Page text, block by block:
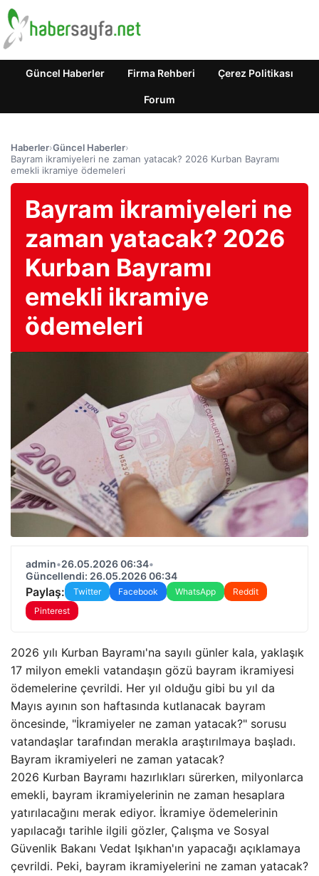
Güncel Haberler Firma Rehberi Çerez Politikası
Forum
Haberler›Güncel Haberler›
Bayram ikramiyeleri ne zaman yatacak? 2026 Kurban Bayramı
emekli ikramiye ödemeleri
Bayram ikramiyeleri ne
zaman yatacak? 2026
Kurban Bayramı
emekli ikramiye
ödemeleri
admin•26.05.2026 06:34•
Güncellendi: 26.05.2026 06:34
Paylaş: Twitter Facebook WhatsApp
Reddit
Pinterest
2026 yılı Kurban Bayramı'na sayılı günler kala, yaklaşık
17 milyon emekli vatandaşın gözü bayram ikramiyesi
ödemelerine çevrildi. Her yıl olduğu gibi bu yıl da
Mayıs ayının son haftasında kutlanacak bayram
öncesinde, "İkramiyeler ne zaman yatacak?" sorusu
vatandaşlar tarafından merakla araştırılmaya başladı.
Bayram ikramiyeleri ne zaman yatacak?
2026 Kurban Bayramı hazırlıkları sürerken, milyonlarca
emekli, bayram ikramiyelerinin ne zaman hesaplara
yatırılacağını merak ediyor. İkramiye ödemelerinin
yapılacağı tarihle ilgili gözler, Çalışma ve Sosyal
Güvenlik Bakanı Vedat Işıkhan'ın yapacağı açıklamaya
çevrildi. Peki, bayram ikramiyelerini ne zaman yatacak?